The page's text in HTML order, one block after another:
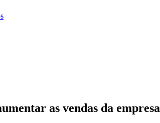
as vendas da empresa